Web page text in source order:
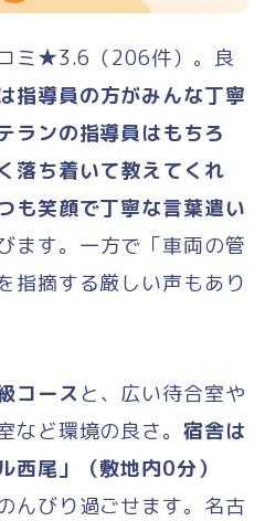
ミ★3.6（206件）。良
指導員の方がみんな丁寧
ランの指導員はもちろ
落ち着いて教えてくれ
も笑顔で丁寧な言葉遣い
ます。一方で「車両の管
指摘する厳しい声もあり
コース と、広い待合室や
など環境の良さ。宿舎は
西尾」（敷地内0分）
んびり過ごせます。名古